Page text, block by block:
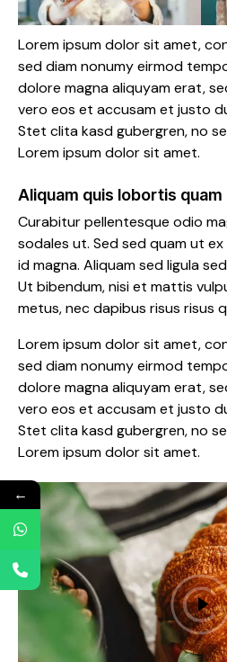
Lorem ipsum dolor sit amet,
sed diam nonumy eirmod
dolore magna aliquyam erat,
vero eos et accusam et justo
Stet clita kasd gubergren, no
Lorem ipsum dolor sit amet.
Aliquam quis lobortis quam
Curabitur pellentesque odio
sodales ut. Sed sed quam ut
id magna. Aliquam sed ligula
Ut bibendum, nisi et mattis
metus, nec dapibus risus risus
Lorem ipsum dolor sit amet,
sed diam nonumy eirmod
dolore magna aliquyam erat,
vero eos et accusam et justo
Stet clita kasd gubergren, no
Lorem ipsum dolor sit amet.
←